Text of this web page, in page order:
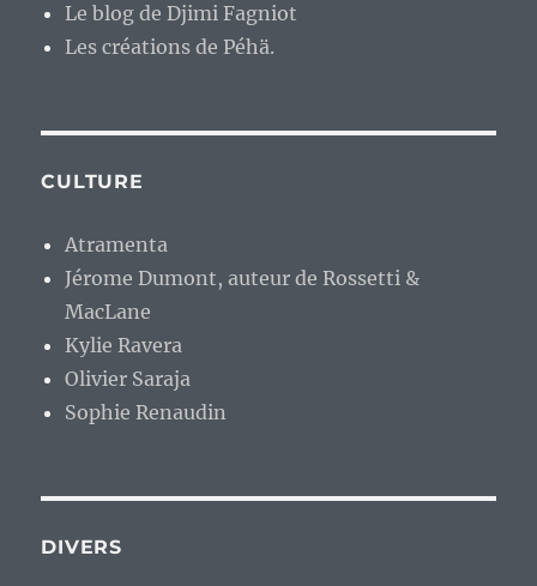
Le blog de Djimi Fagniot
Les créations de Péhä.
CULTURE
Atramenta
Jérome Dumont, auteur de Rossetti &
MacLane
Kylie Ravera
Olivier Saraja
Sophie Renaudin
DIVERS